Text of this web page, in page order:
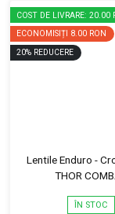
COST DE LIVRARE: 20.00
ECONOMISIȚI 8.00 RON
20% REDUCERE
Lentile Enduro -
THOR
ÎN STOC